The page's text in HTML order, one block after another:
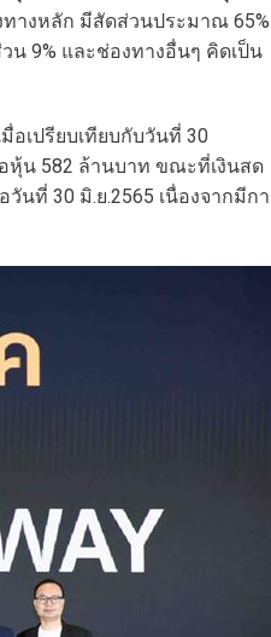
ทางหลัก มีสัดส่วนประมาณ 65%
น 9% และช่องทางอื่นๆ คิดเป็น
เปรียบเทียบกับวันที่ 30
หุ้น 582 ล้านบาท ขณะที่เงินสด
นที่ 30 มิ.ย.2565 เนื่องจากมีก